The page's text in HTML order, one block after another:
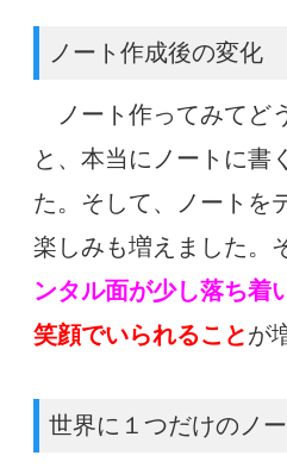
ノート作成後の変化
ノート作ってみてど
と、本当にノートに書
た。そして、ノートを
楽しみも増えました。
ンタル面が少し落ち着
笑顔でいられることが
世界に１つだけのノー